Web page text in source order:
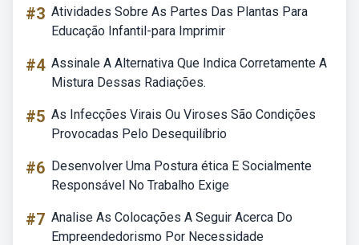
#3 Atividades Sobre As Partes Das Plantas Para
Educação Infantil-para Imprimir
#4 Assinale A Alternativa Que Indica Corretamente A
Mistura Dessas Radiações.
#5 As Infecções Virais Ou Viroses São Condições
Provocadas Pelo Desequilíbrio
#6 Desenvolver Uma Postura ética E Socialmente
Responsável No Trabalho Exige
#7 Analise As Colocações A Seguir Acerca Do
Empreendedorismo Por Necessidade